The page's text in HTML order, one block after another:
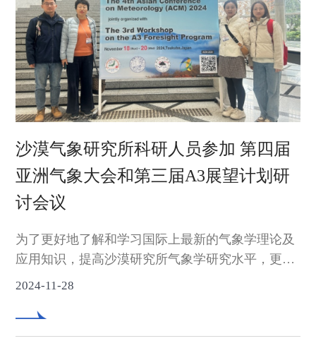
工影响天气中心、中国气象科学研究院、中国气象
局数值预报中心和厦门市气象局等单位的8位专家
受邀担任项目咨询专家并听取报告。
沙漠气象研究所科研人员参加 第四届
亚洲气象大会和第三届A3展望计划研
讨会议
为了更好地了解和学习国际上最新的气象学理论及
应用知识，提高沙漠研究所气象学研究水平，更好
地推进和开展新疆空中云水资源开发利用创新研究
开发利用贡献力量，沙漠气象研究所杨莲梅研究
员、曾勇和刘晶副研究员、李晓萌研究实习员受日
2024-11-28